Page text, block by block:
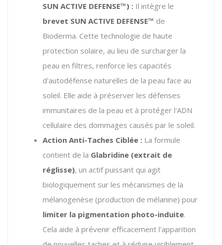
SUN ACTIVE DEFENSE™) : Il intègre le
brevet SUN ACTIVE DEFENSE™ de
Bioderma. Cette technologie de haute
protection solaire, au lieu de surcharger la
peau en filtres, renforce les capacités
d'autodéfense naturelles de la peau face au
soleil. Elle aide à préserver les défenses
immunitaires de la peau et à protéger l'ADN
cellulaire des dommages causés par le soleil.
Action Anti-Taches Ciblée : La formule
contient de la Glabridine (extrait de
réglisse), un actif puissant qui agit
biologiquement sur les mécanismes de la
mélanogenèse (production de mélanine) pour
limiter la pigmentation photo-induite.
Cela aide à prévenir efficacement l'apparition